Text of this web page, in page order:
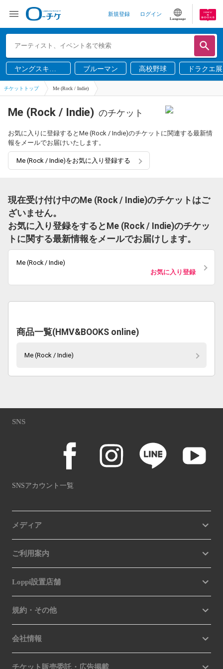
新規登録 ログイン
Language
ヤングスキニ
ー
ブルーマン 高校野球 ドラクエ展
チケットトップ Me (Rock / Indie)
Me (Rock / Indie) のチケット
お気に入りに登録するとMe (Rock / Indie)のチケットに関連する最新情
報をメールでお届けいたします。
Me (Rock / Indie)をお気に入り登録する
現在受け付け中のMe (Rock / Indie)のチケットはご
ざいません。
お気に入り登録をするとMe (Rock / Indie)のチケッ
トに関する最新情報をメールでお届けします。
Me (Rock / Indie)
お気に入り登録
商品一覧(HMV&BOOKS online)
Me (Rock / Indie)
SNS
SNSアカウント一覧
メディア
ご利用案内
Loppi設置店舗
規約・その他
会社情報
チケット販売委託・広告掲載